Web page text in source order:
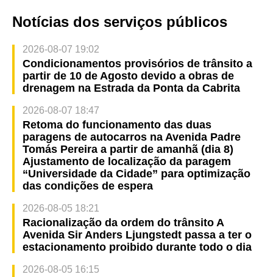
Notícias dos serviços públicos
2026-08-07 19:02
Condicionamentos provisórios de trânsito a
partir de 10 de Agosto devido a obras de
drenagem na Estrada da Ponta da Cabrita
2026-08-07 18:47
Retoma do funcionamento das duas
paragens de autocarros na Avenida Padre
Tomás Pereira a partir de amanhã (dia 8)
Ajustamento de localização da paragem
“Universidade da Cidade” para optimização
das condições de espera
2026-08-05 18:21
Racionalização da ordem do trânsito A
Avenida Sir Anders Ljungstedt passa a ter o
estacionamento proibido durante todo o dia
2026-08-05 16:15